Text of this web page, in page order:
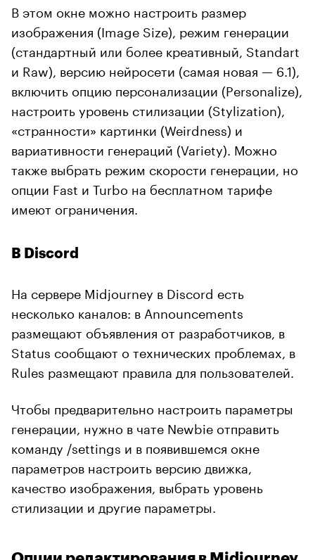
В этом окне можно настроить размер
изображения (Image Size), режим генерации
(стандартный или более креативный, Standart
и Raw), версию нейросети (самая новая — 6.1),
включить опцию персонализации (Personalize),
настроить уровень стилизации (Stylization),
«странности» картинки (Weirdness) и
вариативности генераций (Variety). Можно
также выбрать режим скорости генерации, но
опции Fast и Turbo на бесплатном тарифе
имеют ограничения.
В Discord
На сервере Midjourney в Discord есть
несколько каналов: в Announcements
размещают объявления от разработчиков, в
Status сообщают о технических проблемах, в
Rules размещают правила для пользователей.
Чтобы предварительно настроить параметры
генерации, нужно в чате Newbie отправить
команду /settings и в появившемся окне
параметров настроить версию движка,
качество изображения, выбрать уровень
стилизации и другие параметры.